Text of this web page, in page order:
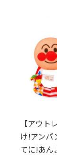
【アウト
け!アンパ
てに!あん